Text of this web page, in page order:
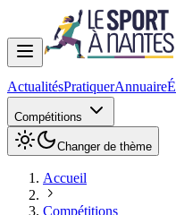
ActualitésPratiquerAnnuaire
Compétitions
Changer de thème
Accueil
Compétitions